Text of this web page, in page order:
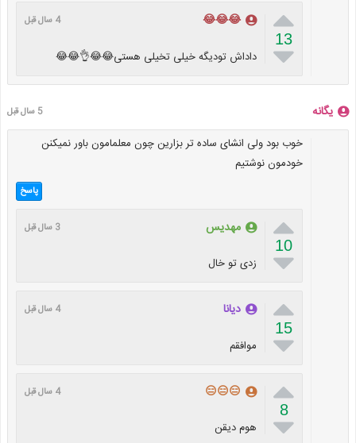

13

😂😂😂 4 سال قبل
داداش تودیگه خیلی تخیلی هستی😂😂👌😂😂
یگانه 5 سال قبل
خوب بود ولی انشای ساده تر بزارین چون معلمامون باور نمیکنن
خودمون نوشتیم
پاسخ

10

مهدیس 3 سال قبل
زدی تو خال

15

دیانا 4 سال قبل
موافقم

8

😑😑😑 4 سال قبل
هوم دیقن